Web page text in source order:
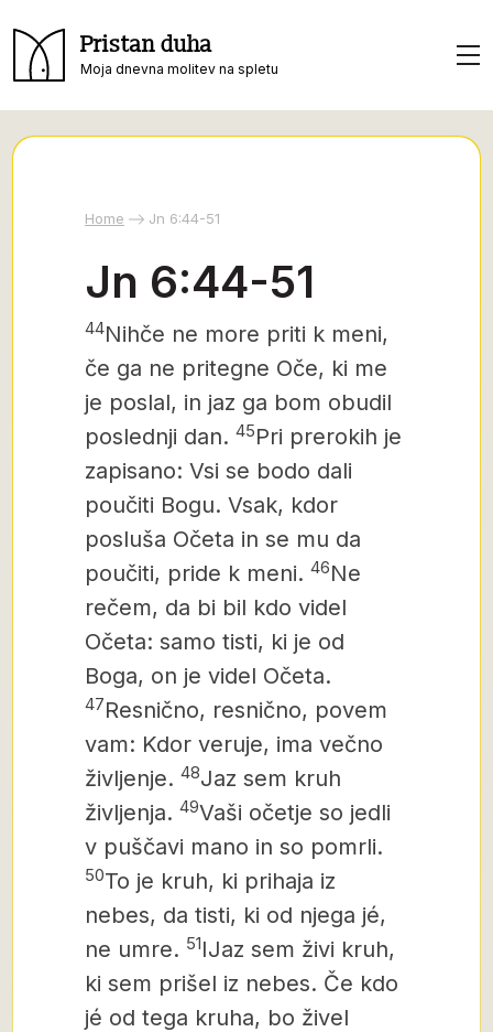
Pristan duha
Moja dnevna molitev na spletu
Home Jn 6:44-51
Jn 6:44-51
44Nihče ne more priti k meni,
če ga ne pritegne Oče, ki me
je poslal, in jaz ga bom obudil
poslednji dan. 45Pri prerokih je
zapisano: Vsi se bodo dali
poučiti Bogu. Vsak, kdor
posluša Očeta in se mu da
poučiti, pride k meni. 46Ne
rečem, da bi bil kdo videl
Očeta: samo tisti, ki je od
Boga, on je videl Očeta.
47Resnično, resnično, povem
vam: Kdor veruje, ima večno
življenje. 48Jaz sem kruh
življenja. 49Vaši očetje so jedli
v puščavi mano in so pomrli.
50To je kruh, ki prihaja iz
nebes, da tisti, ki od njega jé,
ne umre. 51IJaz sem živi kruh,
ki sem prišel iz nebes. Če kdo
jé od tega kruha, bo živel